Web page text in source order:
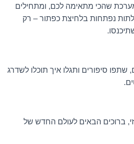
שהכי מתאימה לכם, ומתחילים
נפתחות בלחיצת כפתור – רק
סיפורים ותגלו איך תוכלו לשדרג
ברוכים הבאים לעולם החדש של